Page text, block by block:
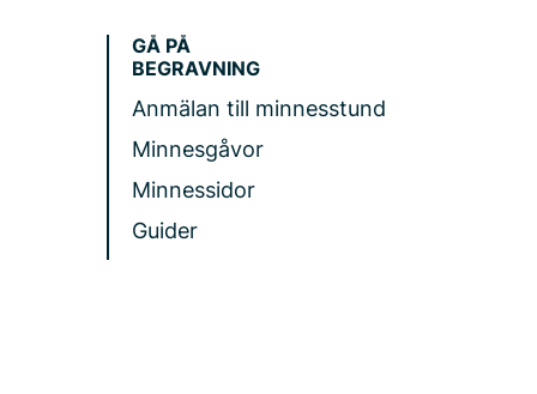
GÅ PÅ
BEGRAVNING
Anmälan till minnesstund
Minnesgåvor
Minnessidor
Guider